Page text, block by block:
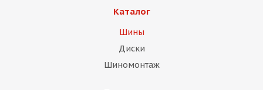
Каталог
Шины
Диски
Шиномонтаж